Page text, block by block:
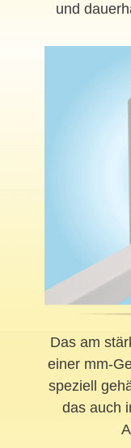
und
Das am
einer mm-
speziell
das auch